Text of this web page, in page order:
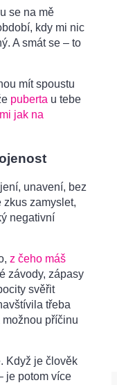
se na mě
kdy mi nic
A smát se – to
mít spoustu
puberta u tebe
jak na
unavení, bez
zkus zamyslet,
negativní
z čeho máš
závody, zápasy
svěřit
třeba
příčinu
Když je člověk
je potom více